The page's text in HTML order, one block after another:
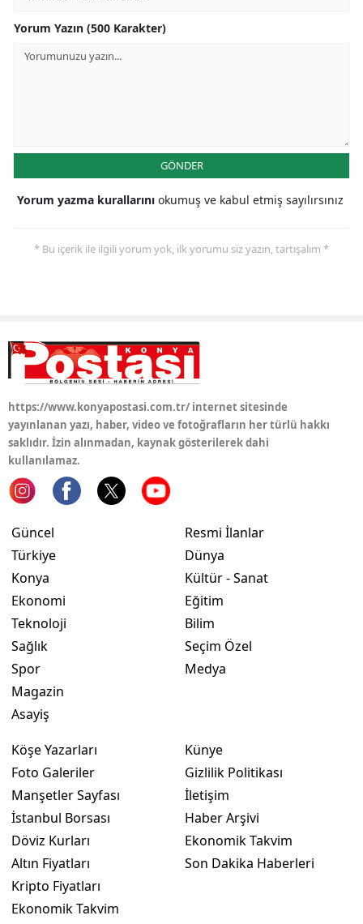
Yorum Yazın (500 Karakter)
GÖNDER
Yorum yazma kurallarını okumuş ve kabul etmiş sayılırsınız
* Bu içerik ile ilgili yorum yok, ilk yorumu siz yazın, tartışalım *
https://www.konyapostasi.com.tr/ internet sitesinde
yayınlanan yazı, haber, video ve fotoğrafların her türlü hakkı
saklıdır. İzin alınmadan, kaynak gösterilerek dahi
kullanılamaz.
Güncel
Türkiye
Konya
Ekonomi
Teknoloji
Sağlık
Spor
Magazin
Asayiş
Resmi İlanlar
Dünya
Kültür - Sanat
Eğitim
Bilim
Seçim Özel
Medya
Köşe Yazarları
Foto Galeriler
Manşetler Sayfası
İstanbul Borsası
Döviz Kurları
Altın Fiyatları
Kripto Fiyatları
Ekonomik Takvim
Künye
Gizlilik Politikası
İletişim
Haber Arşivi
Ekonomik Takvim
Son Dakika Haberleri